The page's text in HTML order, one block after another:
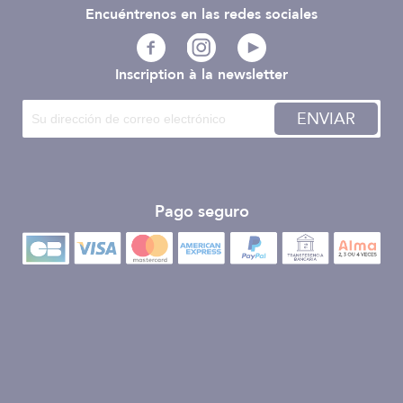
Inscription à la newsletter
ENVIAR
Pago seguro
Encuéntrenos en las redes sociales